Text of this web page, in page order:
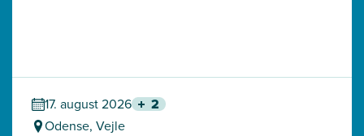
17. august 2026
2
Odense, Vejle